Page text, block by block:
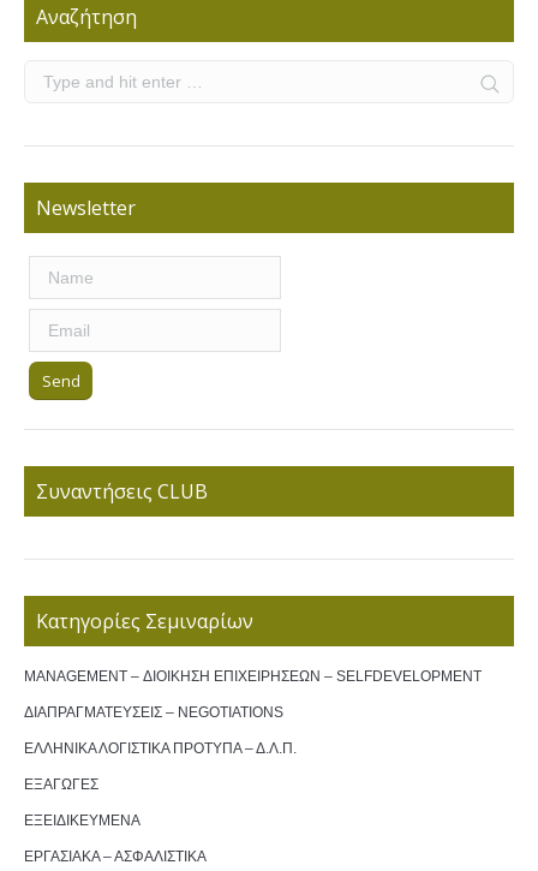
Αναζήτηση
Newsletter
Συναντήσεις CLUB
Κατηγορίες Σεμιναρίων
MANAGEMENT – ΔΙΟΙΚΗΣΗ ΕΠΙΧΕΙΡΗΣΕΩΝ – SELFDEVELOPMENT
ΔΙΑΠΡΑΓΜΑΤΕΥΣΕΙΣ – NEGOTIATIONS
ΕΛΛΗΝΙΚΑ ΛΟΓΙΣΤΙΚΑ ΠΡΟΤΥΠΑ – Δ.Λ.Π.
ΕΞΑΓΩΓΕΣ
ΕΞΕΙΔΙΚΕΥΜΕΝΑ
ΕΡΓΑΣΙΑΚΑ – ΑΣΦΑΛΙΣΤΙΚΑ